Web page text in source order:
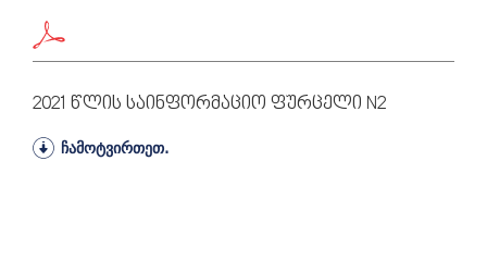
2021 Წლის Საინფორმაციო Ფურცელი N2
ჩამოტვირთეთ.